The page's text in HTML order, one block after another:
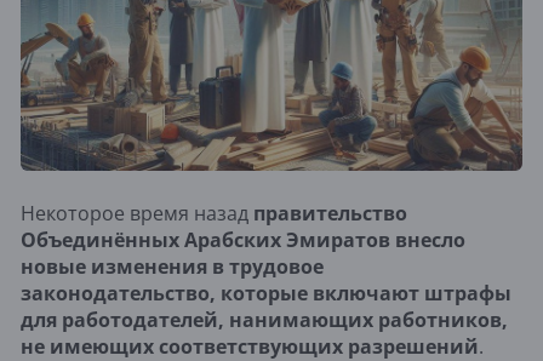
Некоторое время назад правительство
Объединённых Арабских Эмиратов внесло
новые изменения в трудовое
законодательство, которые включают штрафы
для работодателей, нанимающих работников,
не имеющих соответствующих разрешений.